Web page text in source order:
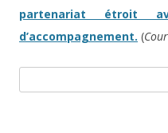
partenariat étroit
d’accompagnement. (